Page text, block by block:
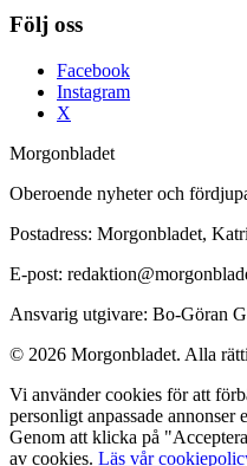
Följ oss
Facebook
Instagram
X
Morgonbladet
Oberoende nyheter och
Postadress: Morgonbladet,
E-post:
Ansvarig utgivare: Bo-Göran
© 2026 Morgonbladet. Alla
Vi använder cookies för att
personligt anpassade
Genom att klicka på
av cookies. Läs vår